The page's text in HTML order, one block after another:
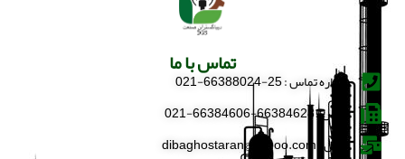
تماس با ما
شماره تماس : 25-66388024-021
فکس : 66384628-66384606-021
ایمیل : dibaghostaran@yahoo.com